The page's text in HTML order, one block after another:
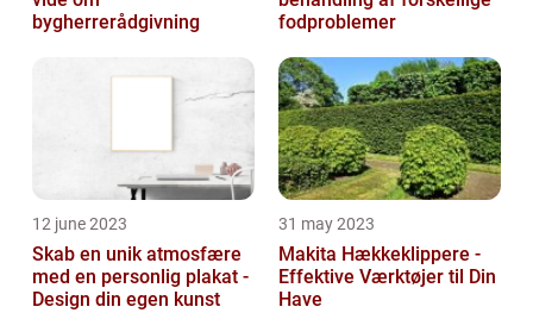
bygherrerådgivning
fodproblemer
12 june 2023
Skab en unik atmosfære
med en personlig plakat -
Design din egen kunst
31 may 2023
Makita Hækkeklippere -
Effektive Værktøjer til Din
Have